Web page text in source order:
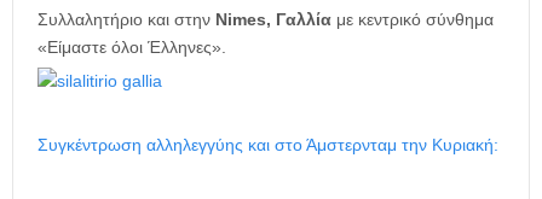
Συλλαλητήριο και στην Nimes, Γαλλία με κεντρικό σύνθημα
«Είμαστε όλοι Έλληνες».
Συγκέντρωση αλληλεγγύης και στο Άμστερνταμ την Κυριακή: